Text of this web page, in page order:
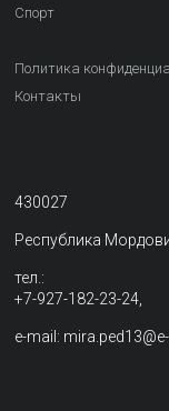
Спорт
Политика
Контакты
430027
Республика
тел.:
+7-927-182-23-24,
e-mail: